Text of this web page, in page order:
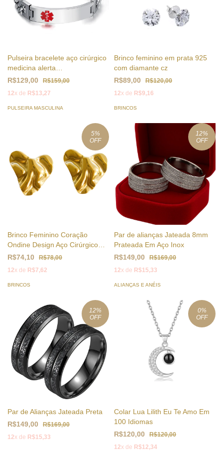
Pulseira bracelete aço cirúrgico
medicina alerta
sintomas/doenças 12mm ( cod.
R$129,00
R$159,00
12x de R$13,27
PULSEIRA MASCULINA
Brinco feminino em prata 925
com diamante cz
R$89,00
R$120,00
12x de R$9,16
BRINCOS
5%
OFF
Brinco Feminino Coração
Ondine Design Aço Cirúrgico
Banhado
R$74,10
R$78,00
12x de R$7,62
BRINCOS
12%
OFF
Par de alianças Jateada 8mm
Prateada Em Aço Inox
R$149,00
R$169,00
12x de R$15,33
ALIANÇAS E ANÉIS
12%
OFF
Par de Alianças Jateada Preta
R$149,00
R$169,00
12x de R$15,33
0%
OFF
Colar Lua Lilith Eu Te Amo Em
100 Idiomas
R$120,00
R$120,00
12x de R$12,34